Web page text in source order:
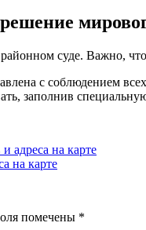
суде. Важно,
с соблюдением
заполнив
адреса на карте
на карте
помечены *